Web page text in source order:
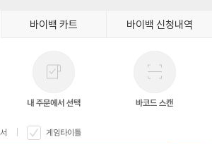
바이백 카트 바이백 신청내역
내 주문에서 선택 바코드 스캔
게임타이틀